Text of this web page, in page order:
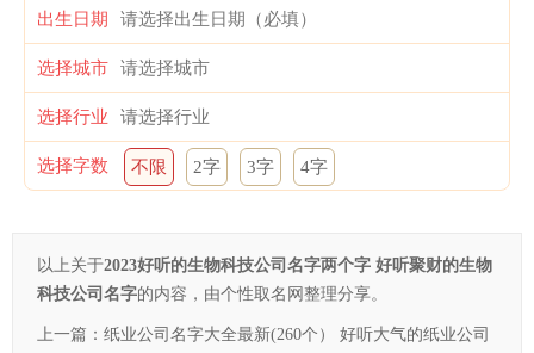
出生日期
选择城市
选择行业
选择字数 不限 2字 3字 4字
以上关于2023好听的生物科技公司名字两个字 好听聚财的生物
科技公司名字的内容，由个性取名网整理分享。
上一篇： 纸业公司名字大全最新(260个） 好听大气的纸业公司